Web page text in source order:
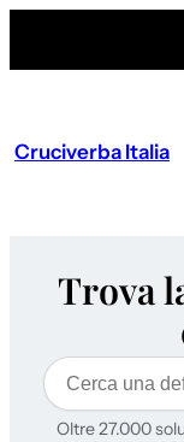
Cruciverba Italia
Trova
Cerca
Oltre 27.000